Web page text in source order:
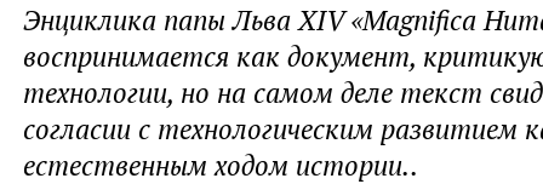
Энциклика папы Льва XIV «Magnifica
воспринимается как документ,
технологии, но на самом деле текст
согласии с технологическим развитием
естественным ходом истории..